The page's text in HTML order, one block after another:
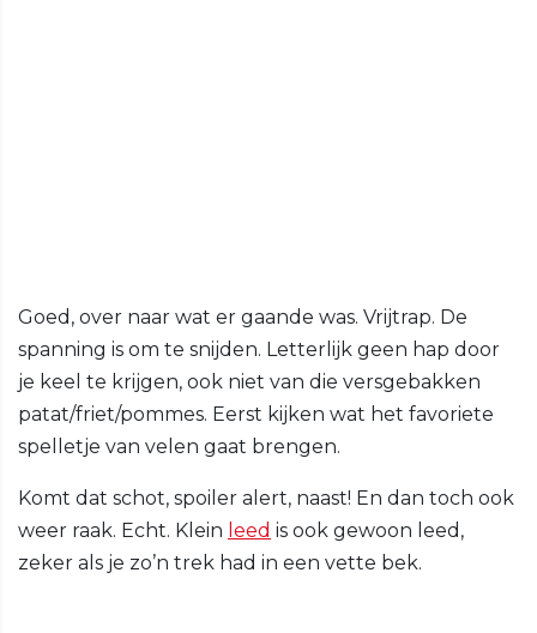
Goed, over naar wat er gaande was. Vrijtrap. De
spanning is om te snijden. Letterlijk geen hap door
je keel te krijgen, ook niet van die versgebakken
patat/friet/pommes. Eerst kijken wat het favoriete
spelletje van velen gaat brengen.
Komt dat schot, spoiler alert, naast! En dan toch ook
weer raak. Echt. Klein leed is ook gewoon leed,
zeker als je zo’n trek had in een vette bek.